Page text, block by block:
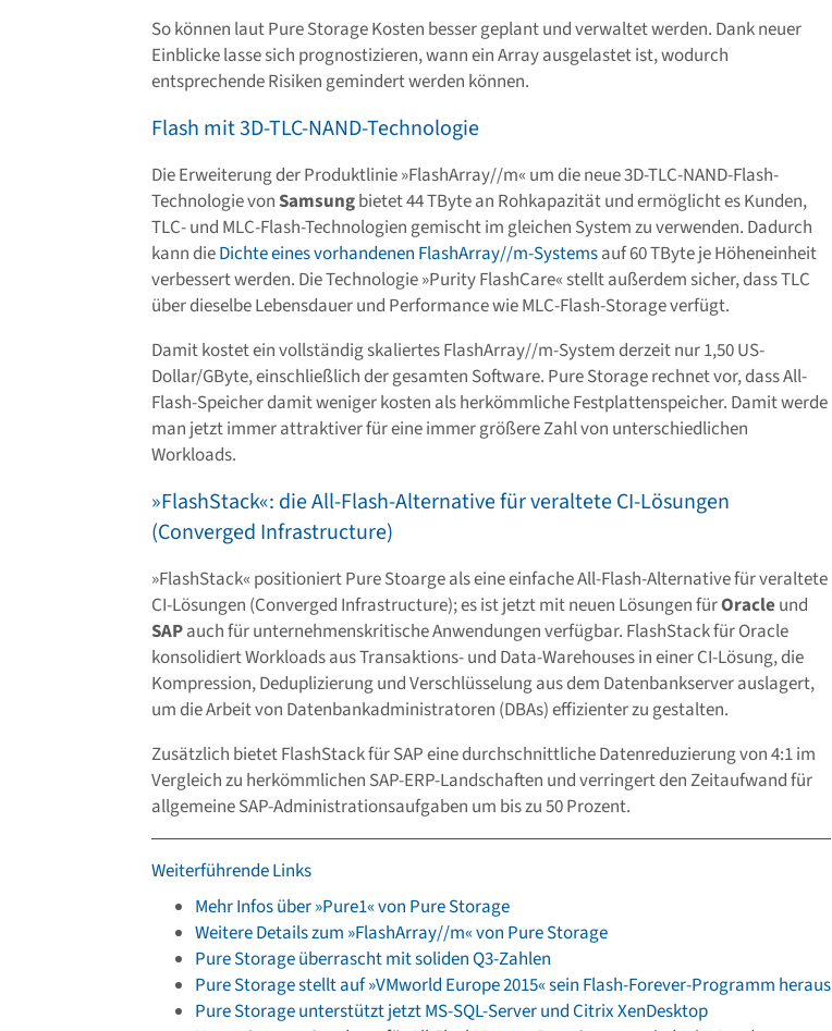
So können laut Pure Storage Kosten besser geplant und verwaltet werden. Dank neuer
Einblicke lasse sich prognostizieren, wann ein Array ausgelastet ist, wodurch
entsprechende Risiken gemindert werden können.
Flash mit 3D-TLC-NAND-Technologie
Die Erweiterung der Produktlinie »FlashArray//m« um die neue 3D-TLC-NAND-Flash-
Technologie vonSamsungbietet 44 TByte an Rohkapazität und ermöglicht es Kunden,
TLC- und MLC-Flash-Technologien gemischt im gleichen System zu verwenden. Dadurch
kann dieDichte eines vorhandenen FlashArray//m-Systemsauf 60 TByte je Höheneinheit
verbessert werden. Die Technologie »Purity FlashCare« stellt außerdem sicher, dass TLC
über dieselbe Lebensdauer und Performance wie MLC-Flash-Storage verfügt.
Damit kostet ein vollständig skaliertes FlashArray//m-System derzeit nur 1,50 US-
Dollar/GByte, einschließlich der gesamten Software. Pure Storage rechnet vor, dass All-
Flash-Speicher damit weniger kosten als herkömmliche Festplattenspeicher. Damit werde
man jetzt immer attraktiver für eine immer größere Zahl von unterschiedlichen
Workloads.
»FlashStack«: die All-Flash-Alternative für veraltete CI-Lösungen
(Converged Infrastructure)
»FlashStack« positioniert Pure Stoarge als eine einfache All-Flash-Alternative für veraltete
CI-Lösungen (Converged Infrastructure); es ist jetzt mit neuen Lösungen fürOracleund
SAPauch für unternehmenskritische Anwendungen verfügbar. FlashStack für Oracle
konsolidiert Workloads aus Transaktions- und Data-Warehouses in einer CI-Lösung, die
Kompression, Deduplizierung und Verschlüsselung aus dem Datenbankserver auslagert,
um die Arbeit von Datenbankadministratoren (DBAs) effizienter zu gestalten.
Zusätzlich bietet FlashStack für SAP eine durchschnittliche Datenreduzierung von 4:1 im
Vergleich zu herkömmlichen SAP-ERP-Landschaften und verringert den Zeitaufwand für
allgemeine SAP-Administrationsaufgaben um bis zu 50 Prozent.
Weiterführende Links
Mehr Infos über »Pure1« von Pure Storage
Weitere Details zum »FlashArray//m« von Pure Storage
Pure Storage überrascht mit soliden Q3-Zahlen
Pure Storage stellt auf »VMworld Europe 2015« sein Flash-Forever-Programm heraus
Pure Storage unterstützt jetzt MS-SQL-Server und Citrix XenDesktop